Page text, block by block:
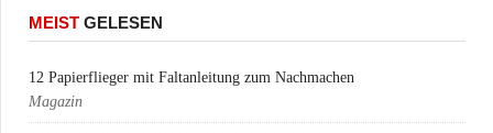
MEIST GELESEN
12 Papierflieger mit Faltanleitung zum Nachmachen
Magazin